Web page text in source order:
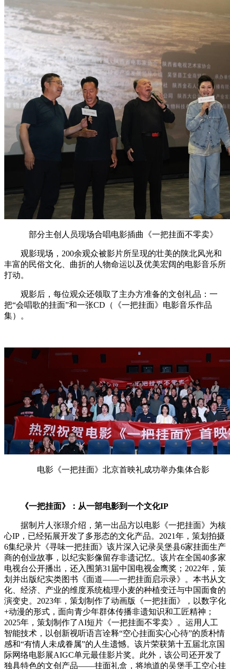
部分主创人员现场合唱电影插曲《一把挂面不零卖》
观影现场，200余观众被影片所呈现的壮美的陕北风光和
丰富的民俗文化、曲折的人物命运以及优美宏阔的电影音乐所
打动。
观影后，每位观众还领取了主办方准备的文创礼品：一
把“会唱歌的挂面”和一张CD（《一把挂面》电影音乐作品
集）。
电影《一把挂面》北京首映礼成功举办集体合影
《一把挂面》：从一部电影到一个文化IP
据制片人张璟介绍，第一出品方以电影《一把挂面》为核
心IP，已经拓展开发了多形态的文化产品。2021年，策划拍摄
6集纪录片《寻味一把挂面》该片深入记录吴堡县6家挂面生产
商的创业故事，以纪实影像留存非遗记忆。该片在全国40多家
电视台公开播出，还入围第31届中国电视金鹰奖；2022年，策
划并出版纪实类图书《面道——一把挂面启示录》。本书从文
化、经济、产业的维度系统梳理小麦的种植变迁与中国面食的
演变史。2023年，策划制作了动画版《一把挂面》，以数字化
+动漫的形式，面向青少年群体传播非遗知识和工匠精神；
2025年，策划制作了AI短片《一把挂面不零卖》。运用人工
智能技术，以创新视听语言诠释“空心挂面实心心待”的质朴情
感和“有情人未成眷属”的人生遗憾。该片荣获第十五届北京国
际网络电影展AIGC单元最佳影片奖。此外，该公司还开发了
独具特色的文创产品——挂面礼盒，将地道的吴堡手工空心挂